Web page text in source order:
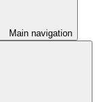
Main navigation